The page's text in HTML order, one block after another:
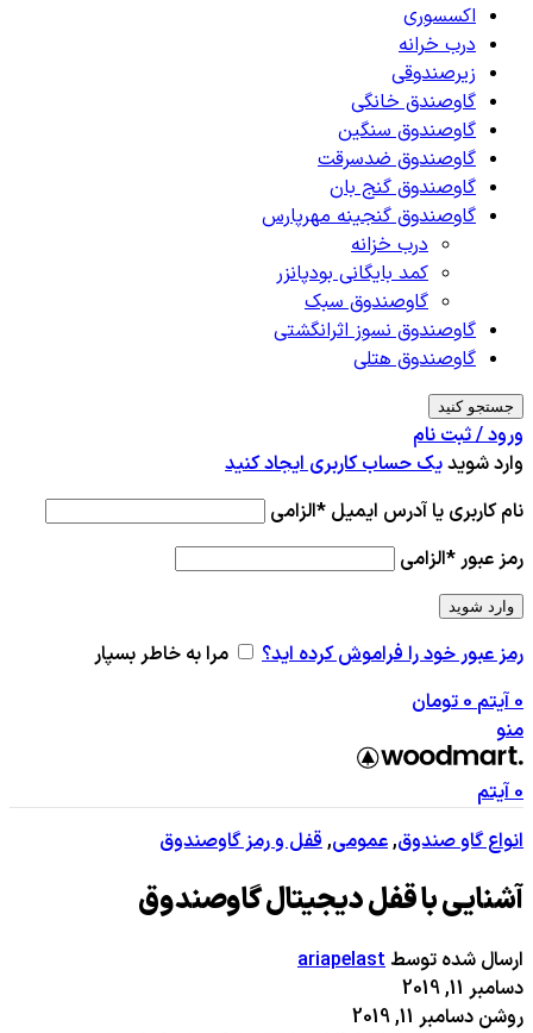
اکسسوری
درب خرانه
زیرصندوقی
گاوصندق خانگی
گاوصندوق سنگین
گاوصندوق ضدسرقت
گاوصندوق گنج بان
گاوصندوق گنجینه مهرپارس
درب خزانه
کمد بایگانی بودپانزر
گاوصندوق سبک
گاوصندوق نسوز اثرانگشتی
گاوصندوق هتلی
جستجو کنید
ورود / ثبت نام
وارد شویدیک حساب کاربری ایجاد کنید
نام کاربری یا آدرس ایمیل *الزامی
رمز عبور*الزامی
وارد شوید
رمز عبور خود را فراموش کرده اید؟
مرا به خاطر بسپار
0آیتم 0تومان
منو
0آیتم
انواع گاو صندوق,عمومی,قفل و رمز گاوصندوق
آشنایی با قفل دیجیتال گاوصندوق
ارسال شده توسط ariapelast
دسامبر 11, 2019
روشن دسامبر 11, 2019